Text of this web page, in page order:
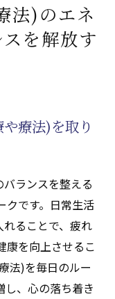
法)のエネ
を解放す
療法)を取り
ランスを整える
クです。日常生活
ることで、疲れ
康を向上させるこ
法)を毎日のルー
し、心の落ち着き